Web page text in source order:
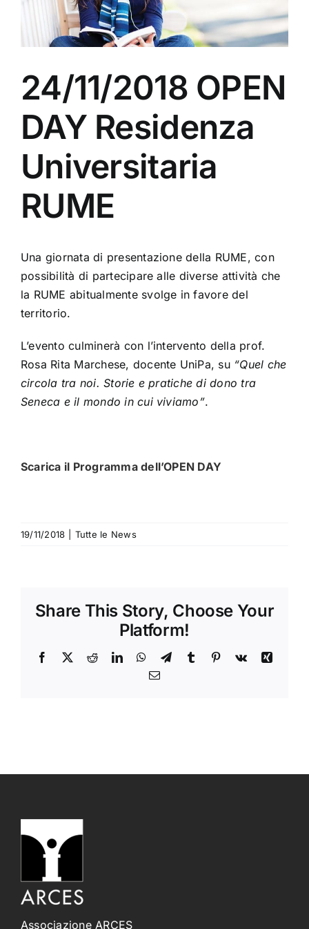
24/11/2018 OPEN
DAY Residenza
Universitaria
RUME
Una giornata di presentazione della RUME, con
possibilità di partecipare alle diverse attività che
la RUME abitualmente svolge in favore del
territorio.
L’evento culminerà con l’intervento della prof.
Rosa Rita Marchese, docente UniPa, su “Quel che
circola tra noi. Storie e pratiche di dono tra
Seneca e il mondo in cui viviamo”.
Scarica il Programma dell’OPEN DAY
19/11/2018 Tutte le News
Share This Story, Choose Your
Platform!
Facebook
X RedditLinkedInWhatsApp
TelegramTumblr Pinterest
Vk
Xing
Email
Associazione ARCES